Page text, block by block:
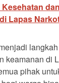
Lapas
keamanan di
pihak